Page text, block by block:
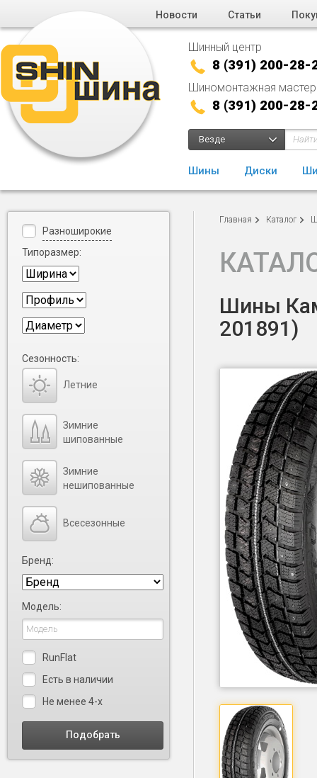
Новости Статьи
Шинный центр
8 (391) 200-28-
Шиномонтажная
8 (391) 200-28-
Везде
Шины Диски
Главная Каталог
Шины
201891)
Разноширокие
Типоразмер:
Сезонность:
Летние
Зимние
шипованные
Зимние
нешипованные
Всесезонные
Бренд:
Модель:
RunFlat
Есть в наличии
Не менее 4-х